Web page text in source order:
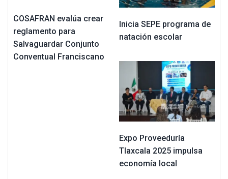
COSAFRAN evalúa crear
reglamento para
Salvaguardar Conjunto
Conventual Franciscano
Inicia SEPE programa de
natación escolar
Expo Proveeduría
Tlaxcala 2025 impulsa
economía local